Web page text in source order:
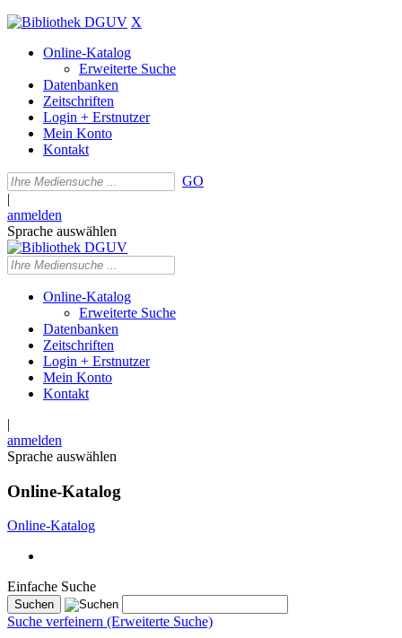
X
Online-Katalog
Erweiterte Suche
Datenbanken
Zeitschriften
Login + Erstnutzer
Mein Konto
Kontakt
GO
|
anmelden
Sprache auswählen
Online-Katalog
Erweiterte Suche
Datenbanken
Zeitschriften
Login + Erstnutzer
Mein Konto
Kontakt
|
anmelden
Sprache auswählen
Online-Katalog
Online-Katalog
Einfache Suche
Suche verfeinern (Erweiterte Suche)